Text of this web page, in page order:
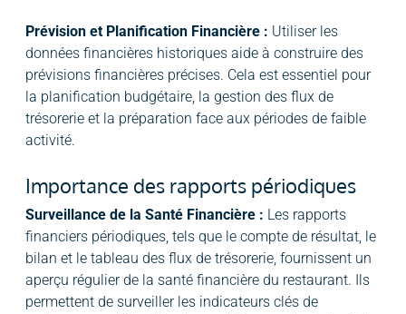
Prévision et Planification Financière : Utiliser les
données financières historiques aide à construire des
prévisions financières précises. Cela est essentiel pour
la planification budgétaire, la gestion des flux de
trésorerie et la préparation face aux périodes de faible
activité.
Importance des rapports périodiques
Surveillance de la Santé Financière : Les rapports
financiers périodiques, tels que le compte de résultat, le
bilan et le tableau des flux de trésorerie, fournissent un
aperçu régulier de la santé financière du restaurant. Ils
permettent de surveiller les indicateurs clés de